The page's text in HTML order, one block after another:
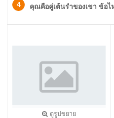
4 คุณคือคู่เต้นรำของเขา ข้อ
ดูรูปขยาย